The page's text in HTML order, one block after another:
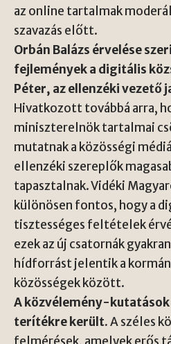
az online tartalmak
szavazás előtt.
Orbán Balázs érvelése
fejlemények a digitális
Péter, az ellenzéki vezető
Hivatkozott továbbá arra,
miniszterelnök tartalmai
mutatnak a közösségi
ellenzéki szereplők
tapasztalnak. Vidéki
különösen fontos, hogy a
tisztességes feltételek
ezek az új csatornák
hídforrást jelentik a
közösségek között.
A közvélemény-kutatások
terítékre került.A széles